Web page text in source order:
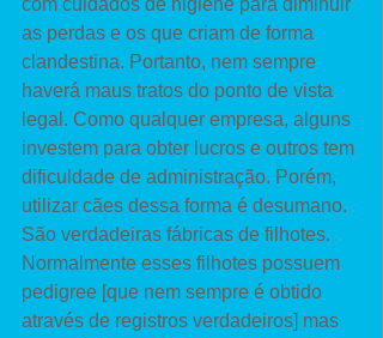
com cuidados de higiene para diminuir
as perdas e os que criam de forma
clandestina. Portanto, nem sempre
haverá maus tratos do ponto de vista
legal. Como qualquer empresa, alguns
investem para obter lucros e outros tem
dificuldade de administração. Porém,
utilizar cães dessa forma é desumano.
São verdadeiras fábricas de filhotes.
Normalmente esses filhotes possuem
pedigree [que nem sempre é obtido
através de registros verdadeiros] mas